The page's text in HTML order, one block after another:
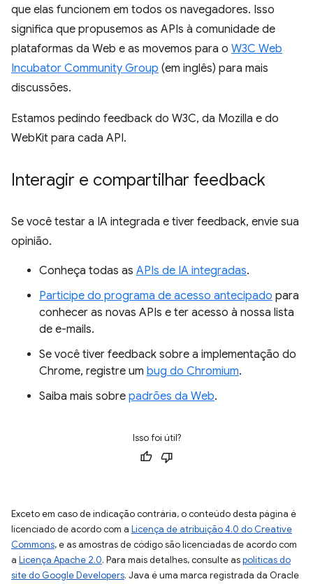
que elas funcionem em todos os navegadores. Isso
significa que propusemos as APIs à comunidade de
plataformas da Web e as movemos para o W3C Web
Incubator Community Group (em inglês) para mais
discussões.
Estamos pedindo feedback do W3C, da Mozilla e do
WebKit para cada API.
Interagir e compartilhar feedback
Se você testar a IA integrada e tiver feedback, envie sua
opinião.
Conheça todas as APIs de IA integradas.
Participe do programa de acesso antecipado para
conhecer as novas APIs e ter acesso à nossa lista
de e-mails.
Se você tiver feedback sobre a implementação do
Chrome, registre um bug do Chromium.
Saiba mais sobre padrões da Web.
Isso foi útil?
Exceto em caso de indicação contrária, o conteúdo desta página é
licenciado de acordo com a Licença de atribuição 4.0 do Creative
Commons, e as amostras de código são licenciadas de acordo com
a Licença Apache 2.0. Para mais detalhes, consulte aspolíticas do
site do Google Developers. Java é uma marca registrada da Oracle